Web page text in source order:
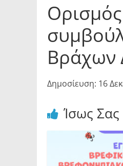
Βράχων
Δημοσίευση: 16
Ίσως Σας